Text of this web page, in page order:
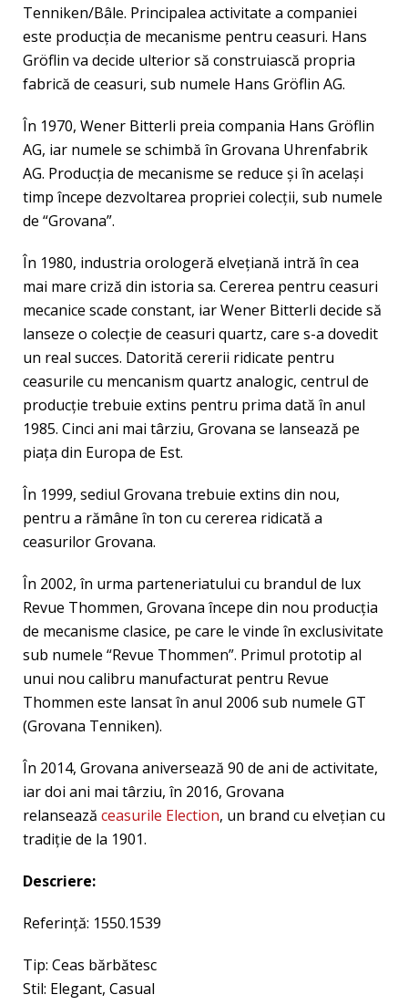
Tenniken/Bâle. Principalea activitate a companiei
este producţia de mecanisme pentru ceasuri. Hans
Gröflin va decide ulterior să construiască propria
fabrică de ceasuri, sub numele Hans Gröflin AG.
În 1970, Wener Bitterli preia compania Hans Gröflin
AG, iar numele se schimbă în Grovana Uhrenfabrik
AG. Producţia de mecanisme se reduce şi în acelaşi
timp începe dezvoltarea propriei colecţii, sub numele
de “Grovana”.
În 1980, industria orologeră elveţiană intră în cea
mai mare criză din istoria sa. Cererea pentru ceasuri
mecanice scade constant, iar Wener Bitterli decide să
lanseze o colecţie de ceasuri quartz, care s-a dovedit
un real succes. Datorită cererii ridicate pentru
ceasurile cu mencanism quartz analogic, centrul de
producţie trebuie extins pentru prima dată în anul
1985. Cinci ani mai târziu, Grovana se lansează pe
piaţa din Europa de Est.
În 1999, sediul Grovana trebuie extins din nou,
pentru a rămâne în ton cu cererea ridicată a
ceasurilor Grovana.
În 2002, în urma parteneriatului cu brandul de lux
Revue Thommen, Grovana începe din nou producţia
de mecanisme clasice, pe care le vinde în exclusivitate
sub numele “Revue Thommen”. Primul prototip al
unui nou calibru manufacturat pentru Revue
Thommen este lansat în anul 2006 sub numele GT
(Grovana Tenniken).
În 2014, Grovana aniversează 90 de ani de activitate,
iar doi ani mai târziu, în 2016, Grovana
relansează ceasurile Election, un brand cu elveţian cu
tradiţie de la 1901.
Descriere:
Referință: 1550.1539
Tip: Ceas bărbătesc
Stil: Elegant, Casual